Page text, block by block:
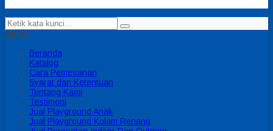
MENU
Beranda
Katalog
Cara Pemesanan
Syarat dan Ketentuan
Tentang Kami
Testimoni
Jual Playground Anak
Jual Playground Kolam Renang